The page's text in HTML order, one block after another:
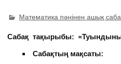
Математика пәнінен ашық
Сабақ тақырыбы: «Туындыны
Сабақтың мақсаты: